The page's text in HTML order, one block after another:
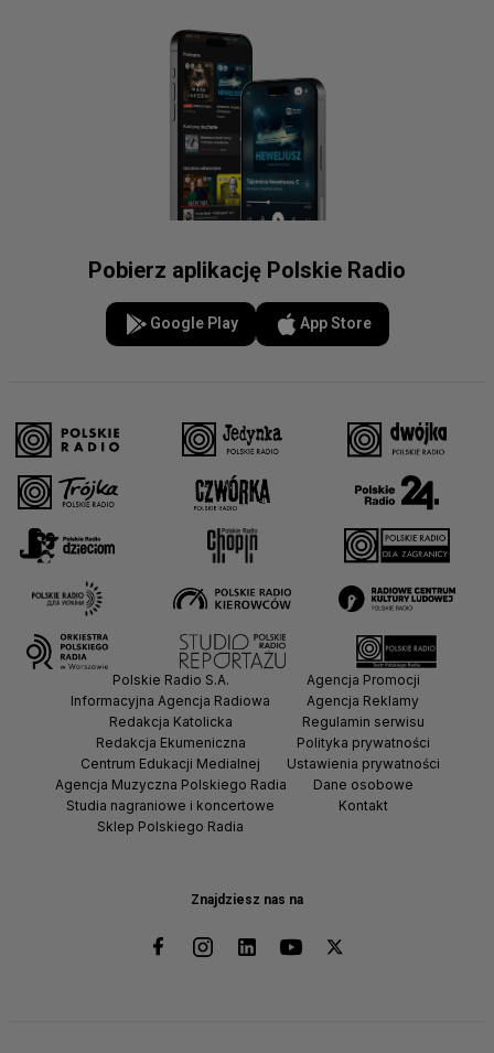
Pobierz aplikację Polskie Radio
Google Play App Store
Znajdziesz nas na
Polskie Radio S.A.
Informacyjna Agencja Radiowa
Redakcja Katolicka
Redakcja Ekumeniczna
Centrum Edukacji Medialnej
Agencja Muzyczna Polskiego Radia
Studia nagraniowe i koncertowe
Sklep Polskiego Radia
Agencja Promocji
Agencja Reklamy
Regulamin serwisu
Polityka prywatności
Ustawienia prywatności
Dane osobowe
Kontakt